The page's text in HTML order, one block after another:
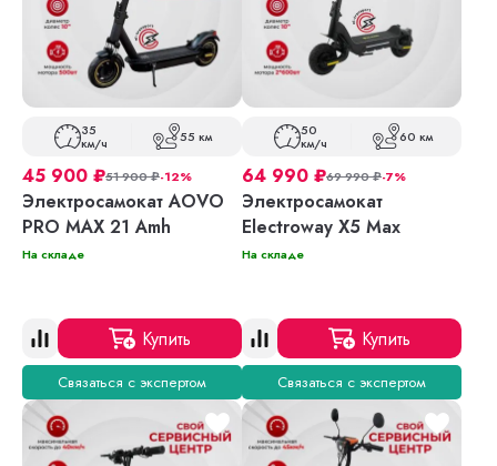
35
км/ч 55 км
45 900 ₽51 900₽-12%
Электросамокат AOVO
PRO MAX 21 Amh
На складе
Купить
Связаться с экспертом
50
км/ч 60 км
64 990 ₽69 990₽-7%
Электросамокат
Electroway X5 Max
На складе
Купить
Связаться с экспертом